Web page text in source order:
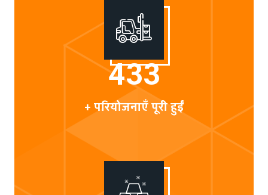
500
+ परियोजनाएँ पूरी हुईं